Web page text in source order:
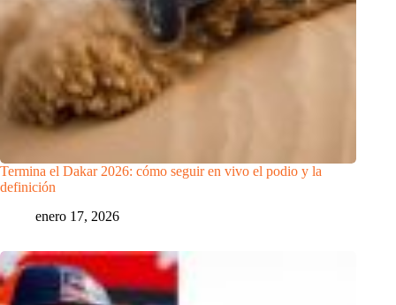
Termina el Dakar 2026: cómo seguir en vivo el podio y la
definición
enero 17, 2026